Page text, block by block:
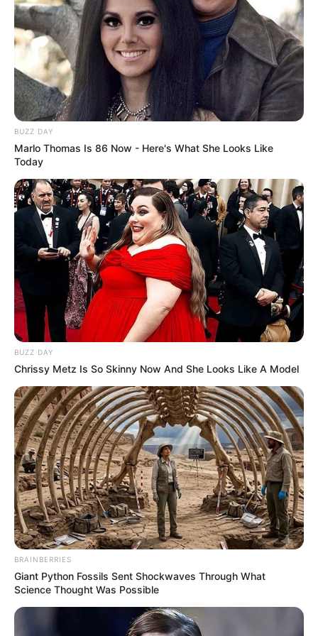
με βότανα από τον Όλυμπο από την
INTEA
-Ένα μοναδικό τζέλ για την θεραπεία των ΚΙΡΣΩΝ… Από
φυσικά υλικά Πρόπολη, Κερί μέλισσας, πρώτης κλάσης
ελαιόλαδο, ευρωπαϊκό αγριοκάστανο και εκχύλισμα
άρνικας…Βάλτε τέλος σε αυτήν την επώδυνη και
ανεπιθύμητη πάθηση με τοSchnelle Vena
-Μεγάλη ποικιλία βιολογικών προϊόντων από τηνΕυ Ζήν
-Προϊόντα CBD υψηλής ποιότητας. Ανακαλύψτε την
πλούσια σειρά μας με έλαια, τρόφιμα, κάψουλες και
προϊόντα ομορφιάς. Από την
ΟΛΑ ΜΟΥ ΤΑ ΑΡΘΡΑ ΤΑ ΑΝΕΒΑΖΩ ΠΛΕΟΝ ΣΤΟ
ΤΕΛΕΓΚΡΑΜ….. ΜΠΟΡΕΙΤΕ ΝΑ ΓΡΑΦΤΕΙΤΕ ΣΤΟ
ΚΑΝΑΛΙ ΜΟΥ ΕΚΕΙ, “
ΝΑ ΠΑΤΗΣΕΤΕ ΤΟ ΠΑΡΑΚΑΤΩ ΛΙΝΚ….
https://t.me/nikolaosanaximandros
BUZZ DAY
Marlo Thomas Is 86 Now - Here's What She Looks Like
Today
BUZZ DAY
Chrissy Metz Is So Skinny Now And She Looks Like A Model
BRAINBERRIES
Giant Python Fossils Sent Shockwaves Through What
Science Thought Was Possible